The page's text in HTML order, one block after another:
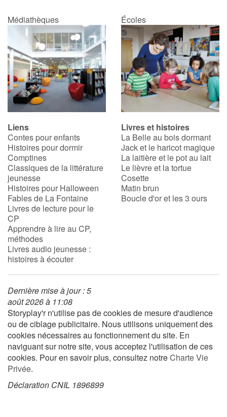
Contraste +
Aide
Accueil
Famille
Écoles
Médiathèques
Vidéos & Tutoriaux
Blog
Actualités
Rencontres et témoignages
Contes d'ici et d'ailleurs
Autour de la lecture
Apprendre à lire
Livre audio
Médiathèques Écoles
Liens
Contes pour enfants
Histoires pour dormir
Comptines
Classiques de la littérature
jeunesse
Histoires pour Halloween
Fables de La Fontaine
Livres de lecture pour le
CP
Apprendre à lire au CP,
méthodes
Livres audio jeunesse :
histoires à écouter
Livres et histoires
La Belle au bois dormant
Jack et le haricot magique
La laitière et le pot au lait
Le lièvre et la tortue
Cosette
Matin brun
Boucle d'or et les 3 ours
Dernière mise à jour : 5
août 2026 à 11:08
Storyplay'r n'utilise pas de cookies de mesure d'audience
ou de ciblage publicitaire. Nous utilisons uniquement des
cookies nécessaires au fonctionnement du site. En
naviguant sur notre site, vous acceptez l'utilisation de ces
cookies. Pour en savoir plus, consultez notreCharte Vie
Privée.
Déclaration CNIL 1896899